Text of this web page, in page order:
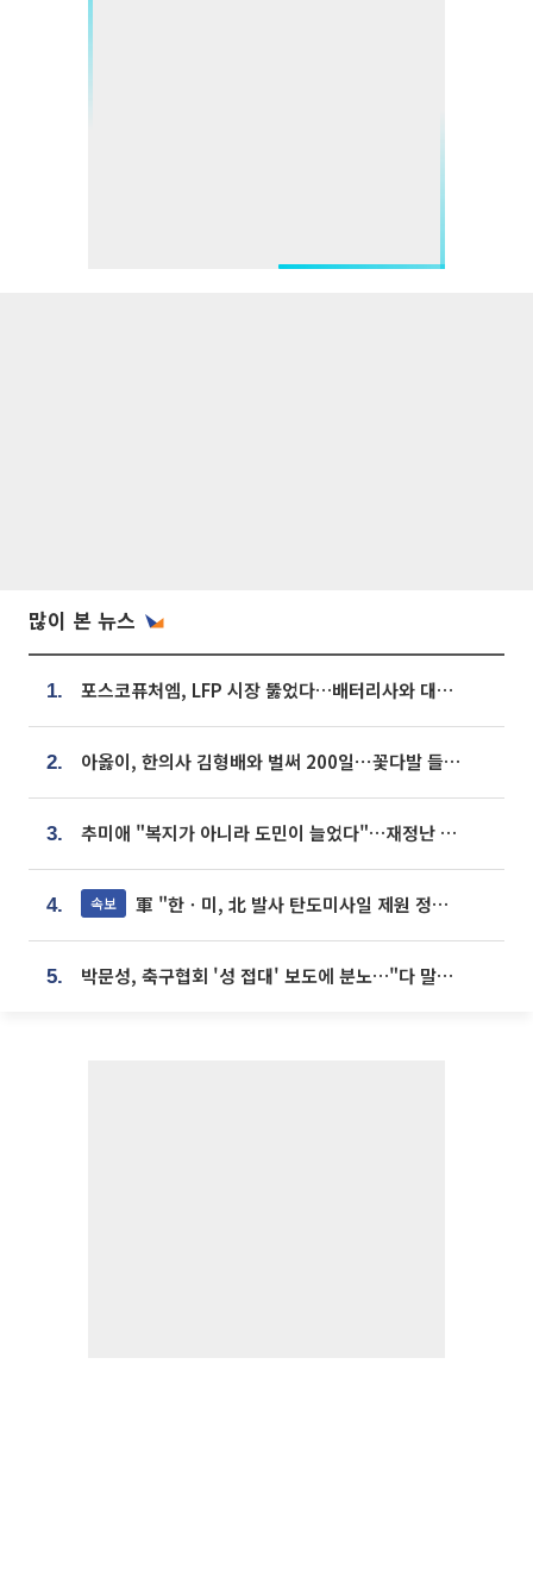
많이 본 뉴스
1. 포스코퓨처엠, LFP 시장 뚫었다…배터리사와 대규모 장기 공급 합의
2. 아옳이, 한의사 김형배와 벌써 200일⋯꽃다발 들고 "프러포즈 아냐"
3. 추미애 "복지가 아니라 도민이 늘었다"…재정난 책임론 정면돌파
4. 속보 軍 "한ㆍ미, 北 발사 탄도미사일 제원 정밀분석 중"
5. 박문성, 축구협회 '성 접대' 보도에 분노…"다 말아먹으려고 작정했나"